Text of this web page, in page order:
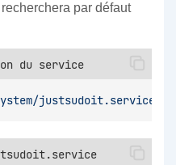
par défaut
du service
justsudoit.service